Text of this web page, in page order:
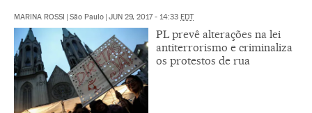
MARINA ROSSI | São Paulo | JUN 29, 2017 - 14:33 EDT
PL prevê alterações na lei
antiterrorismo e criminaliza
os protestos de rua